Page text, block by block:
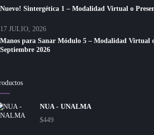
Nuevo! Sintergética 1 – Modalidad Virtual o
17 JULIO, 2026
Manos para Sanar Módulo 5 – Modalidad Virtual
Septiembre 2026
NUA - UNALMA
$449